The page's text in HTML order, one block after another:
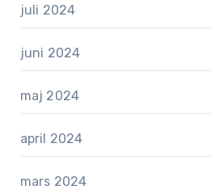
juli 2024
juni 2024
maj 2024
april 2024
mars 2024